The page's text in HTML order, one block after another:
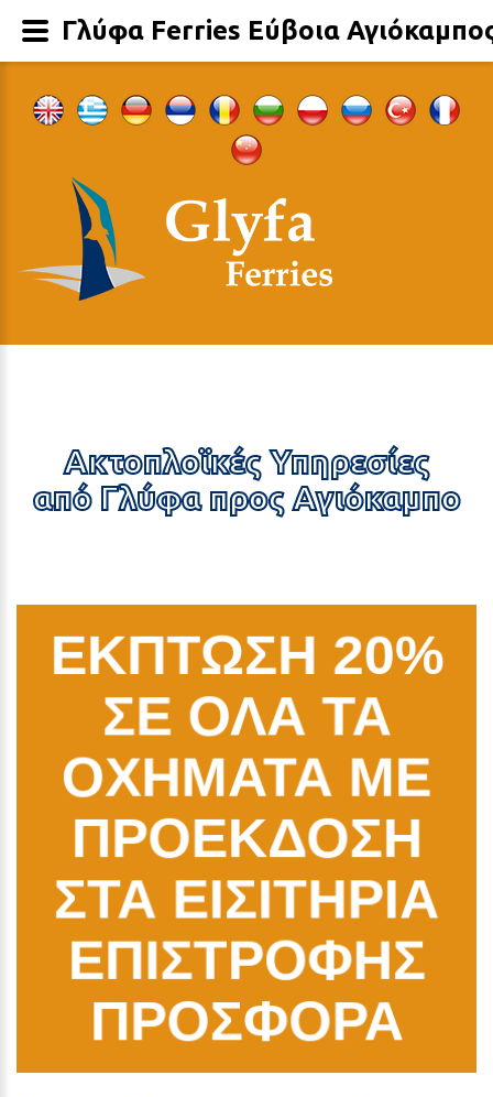
Ακτοπλοϊκές Υπηρεσίες
από Γλύφα προς Αγιόκαμπο
ΕΚΠΤΩΣΗ 20%
ΣΕ ΟΛΑ ΤΑ
ΟΧΗΜΑΤΑ ΜΕ
ΠΡΟΕΚΔΟΣΗ
ΣΤΑ ΕΙΣΙΤΗΡΙΑ
ΕΠΙΣΤΡΟΦΗΣ
ΠΡΟΣΦΟΡΑ
Γλύφα Ferries Εύβοια